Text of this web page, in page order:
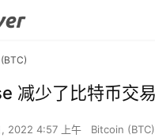
减少了比特币交
2022 4:57 上午 Bitcoin (BTC)